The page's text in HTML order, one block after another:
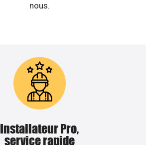
nous.
Installateur Pro,
service rapide